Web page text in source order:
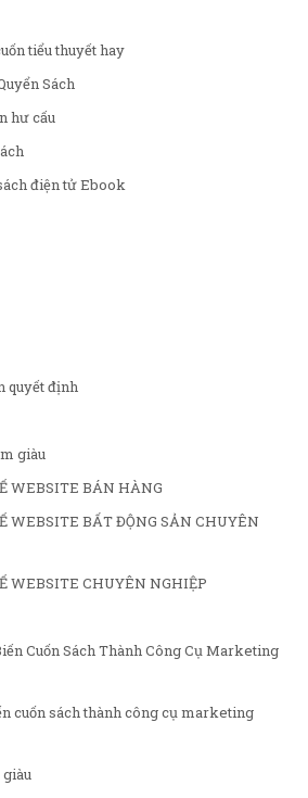
tiểu thuyết hay
Sách
hư cấu
điện tử Ebook
quyết định
giàu
WEBSITE BÁN HÀNG
WEBSITE BẤT ĐỘNG SẢN CHUYÊN
WEBSITE CHUYÊN NGHIỆP
Cuốn Sách Thành Công Cụ Marketing
cuốn sách thành công cụ marketing